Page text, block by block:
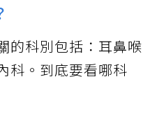
的科別包括：耳鼻喉
科。到底要看哪科